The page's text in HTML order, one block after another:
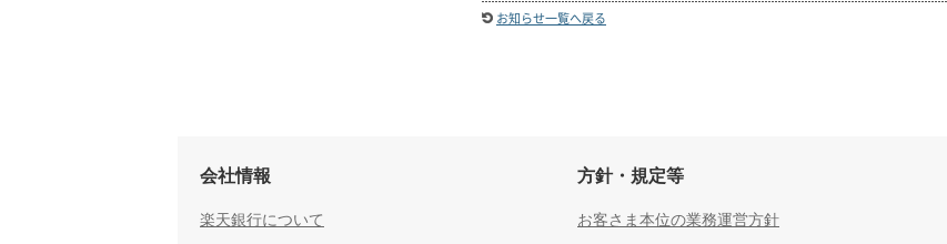
お知らせ一覧へ戻る
会社情報
楽天銀行について
方針・規定等
お客さま本位の業務運営方針